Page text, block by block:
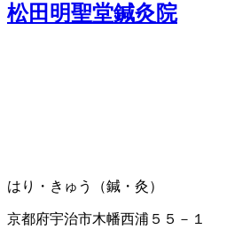
松田明聖堂鍼灸院
はり・きゅう（鍼・灸）
京都府宇治市木幡西浦５５－１